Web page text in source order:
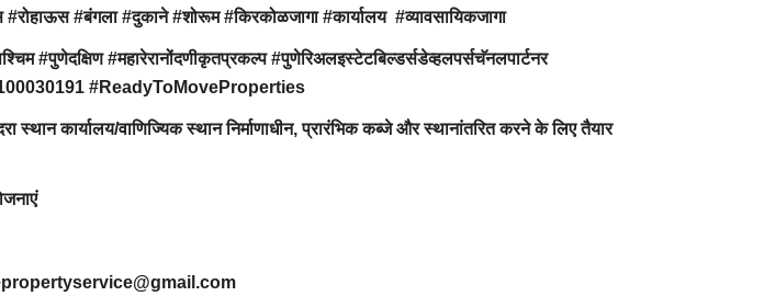
#बंगला #दुकाने #शोरूम #किरकोळजागा #कार्यालय #व्यावसायिकजागा
#पुणेदक्षिण #महारेरानोंदणीकृतप्रकल्प #पुणेरिअलइस्टेटबिल्डर्सडेव्हलपर्सचॅनलपार्टनर
#ReadyToMoveProperties
कार्यालय/वाणिज्यिक स्थान निर्माणाधीन, प्रारंभिक कब्जे और स्थानांतरित करने के लिए तैयार